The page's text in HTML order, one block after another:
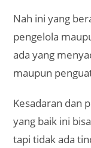
Nah ini yang
pengelola
ada yang
maupun
Kesadaran dan
yang baik ini
tapi tidak ada